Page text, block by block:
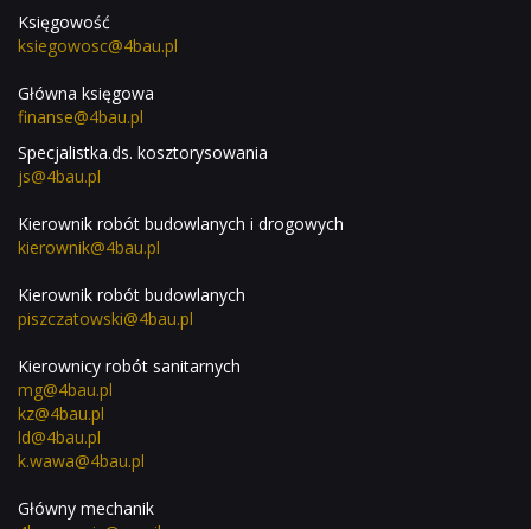
Księgowość
ksiegowosc@4bau.pl
Główna księgowa
finanse@4bau.pl
Specjalistka.ds. kosztorysowania
js@4bau.pl
Kierownik robót budowlanych i drogowych
kierownik@4bau.pl
Kierownik robót budowlanych
piszczatowski@4bau.pl
Kierownicy robót sanitarnych
mg@4bau.pl
kz@4bau.pl
ld@4bau.pl
k.wawa@4bau.pl
Główny mechanik